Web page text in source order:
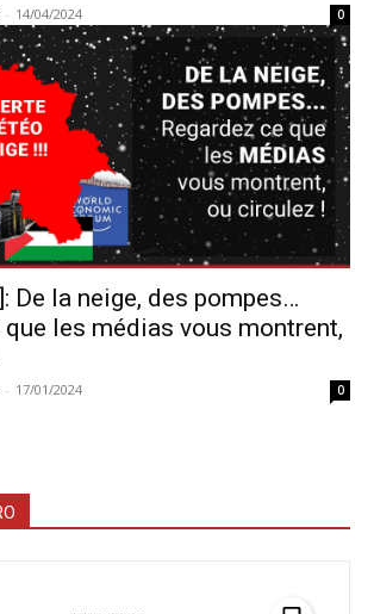
- 14/04/2024 0
De la neige, des pompes…
que les médias vous montrent,
- 17/01/2024 0